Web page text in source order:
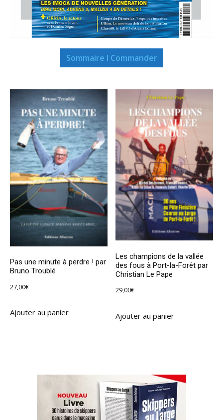
Sommaire I Commander
Pas une minute à perdre ! par
Bruno Troublé
27,00€
Ajouter au panier
Les champions de la vallée
des fous à Port-la-Forêt par
Christian Le Pape
29,00€
Ajouter au panier